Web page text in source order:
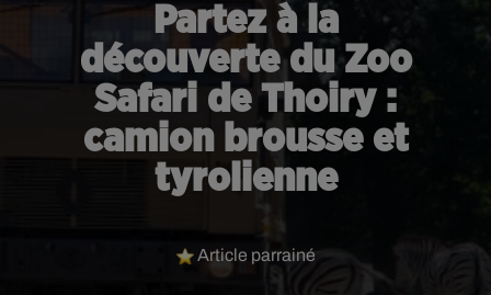
Partez à la
découverte du Zoo
Safari de Thoiry :
camion brousse et
tyrolienne
Article parrainé